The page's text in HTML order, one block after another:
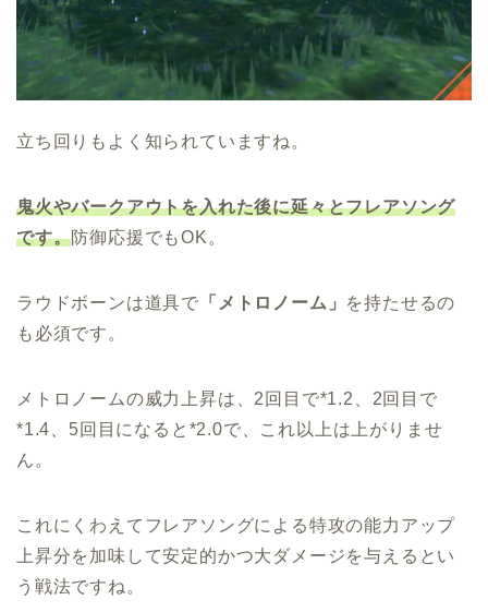
立ち回りもよく知られていますね。
鬼火やバークアウトを入れた後に延々とフレアソング
です。防御応援でもOK。
ラウドボーンは道具で 「メトロノーム」 を持たせるの
も必須です。
メトロノームの威力上昇は、2回目で*1.2、2回目で
*1.4、5回目になると*2.0で、これ以上は上がりませ
ん。
これにくわえてフレアソングによる特攻の能力アップ
上昇分を加味して安定的かつ大ダメージを与えるとい
う戦法ですね。